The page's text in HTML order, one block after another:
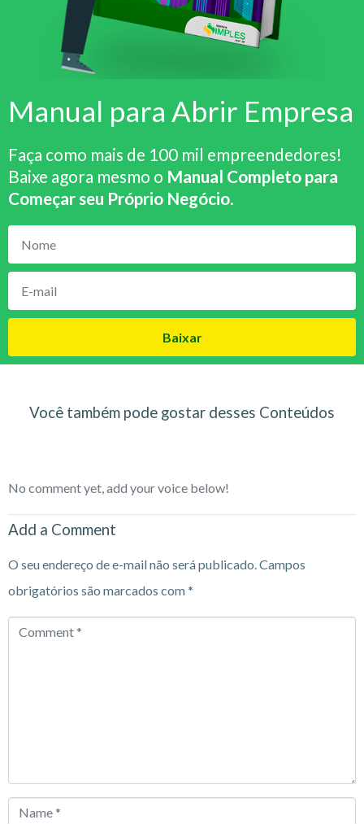
Manual para Abrir Empresa
Faça como mais de 100 mil empreendedores!
Baixe agora mesmo o Manual Completo para
Começar seu Próprio Negócio.
Baixar
Você também pode gostar desses Conteúdos
No comment yet, add your voice below!
Add a Comment
O seu endereço de e-mail não será publicado.Campos
obrigatórios são marcados com*
Comment
Name